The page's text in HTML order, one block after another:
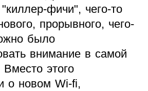
фичи", чего-то
прорывного, чего-
было
внимание в самой
Вместо этого
о новом Wi-fi,